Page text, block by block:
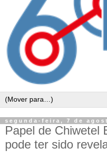
segunda-feira, 7 de
Papel de Chiwetel
pode ter sido